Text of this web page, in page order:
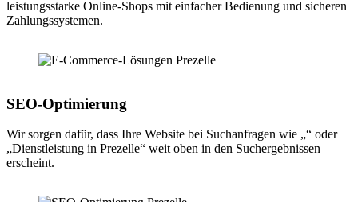
leistungsstarke Online-Shops mit einfacher Bedienung und sicheren
Zahlungssystemen.
SEO-Optimierung
Wir sorgen dafür, dass Ihre Website bei Suchanfragen wie „“ oder
„Dienstleistung in Prezelle“ weit oben in den Suchergebnissen
erscheint.